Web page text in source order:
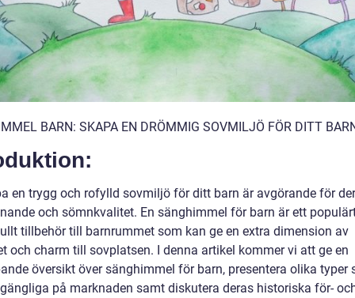
BARN: SKAPA EN DRÖMMIG SOVMILJÖ FÖR DITT
en trygg och rofylld sovmiljö för ditt barn är avgörande för
och sömnkvalitet. En sänghimmel för barn är ett
tillbehör till barnrummet som kan ge en extra dimension av
och charm till sovplatsen. I denna artikel kommer vi att ge en
översikt över sänghimmel för barn, presentera olika typer
på marknaden samt diskutera deras historiska för-